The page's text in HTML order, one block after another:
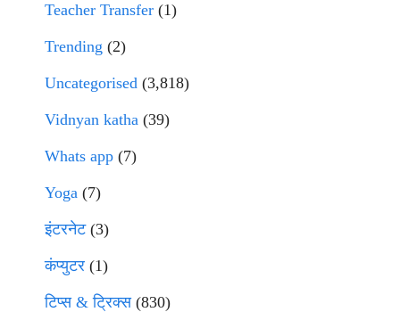
Teacher Transfer (1)
Trending (2)
Uncategorised (3,818)
Vidnyan katha (39)
Whats app (7)
Yoga (7)
इंटरनेट(3)
कंप्युटर (1)
टिप्स & ट्रिक्स(830)